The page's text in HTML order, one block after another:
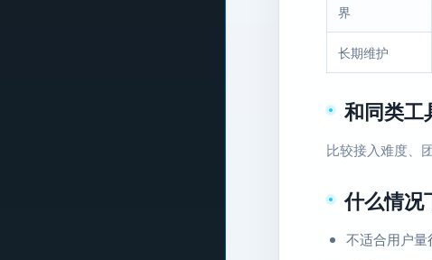
界
长期维护
和同类工
比较接入难度、
什么情况
不适合用户量